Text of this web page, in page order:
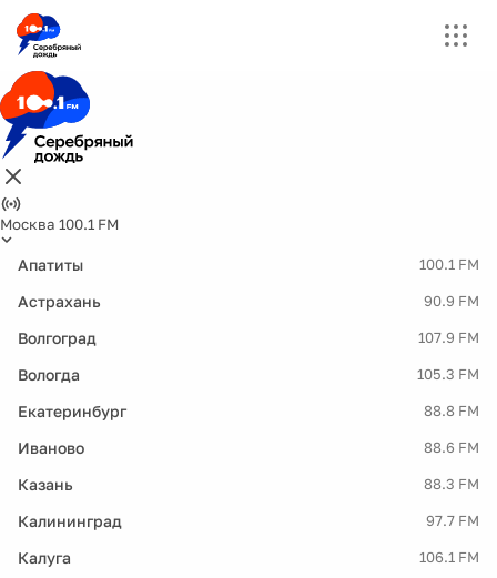
Москва 100.1 FM
Апатиты 100.1 FM
Астрахань 90.9 FM
Волгоград 107.9 FM
Вологда 105.3 FM
Екатеринбург 88.8 FM
Иваново 88.6 FM
Казань 88.3 FM
Калининград 97.7 FM
Калуга 106.1 FM